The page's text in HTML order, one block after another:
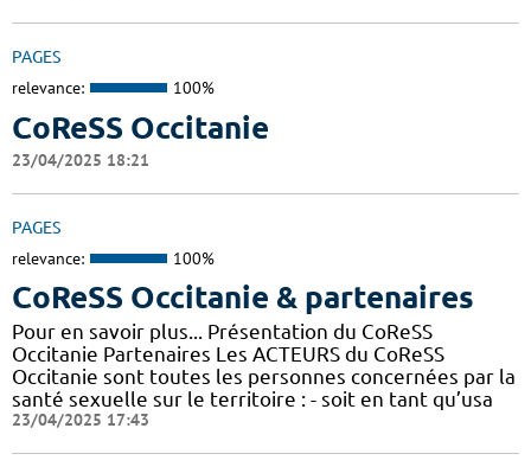
PAGES
relevance: 100%
CoReSS Occitanie
23/04/2025 18:21
PAGES
relevance: 100%
CoReSS Occitanie & partenaires
Pour en savoir plus... Présentation du CoReSS
Occitanie Partenaires Les ACTEURS du CoReSS
Occitanie sont toutes les personnes concernées par la
santé sexuelle sur le territoire : - soit en tant qu’usa
23/04/2025 17:43